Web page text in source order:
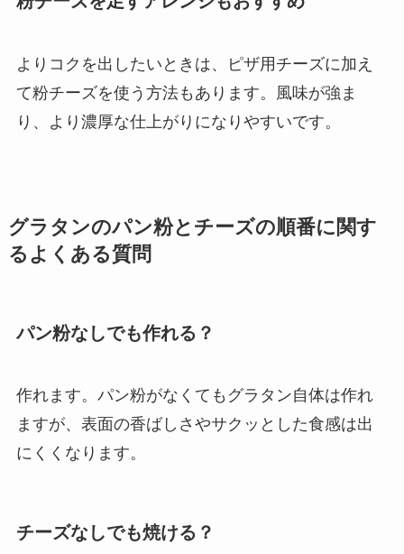
よりコクを出したいときは、ピザ用チーズに加え
て粉チーズを使う方法もあります。風味が強ま
り、より濃厚な仕上がりになりやすいです。
グラタンのパン粉とチーズの順番に関す
るよくある質問
パン粉なしでも作れる？
作れます。パン粉がなくてもグラタン自体は作れ
ますが、表面の香ばしさやサクッとした食感は出
にくくなります。
チーズなしでも焼ける？